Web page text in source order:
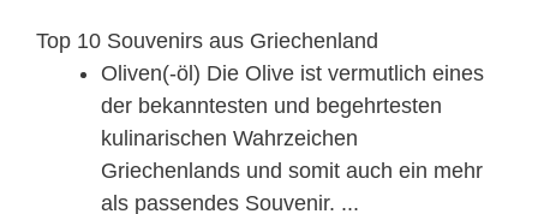
Top 10 Souvenirs aus Griechenland
Oliven(-öl) Die Olive ist vermutlich eines
der bekanntesten und begehrtesten
kulinarischen Wahrzeichen
Griechenlands und somit auch ein mehr
als passendes Souvenir. ...